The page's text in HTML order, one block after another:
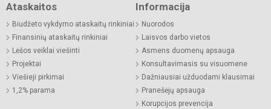
Ataskaitos
Biudžeto vykdymo ataskaitų rinkiniai
Finansinių ataskaitų rinkiniai
Lėšos veiklai viešinti
Projektai
Viešieji pirkimai
1,2% parama
Informacija
Nuorodos
Laisvos darbo vietos
Asmens duomenų apsauga
Konsultavimasis su visuomene
Dažniausiai užduodami klausimai
Pranešėjų apsauga
Korupcijos prevencija